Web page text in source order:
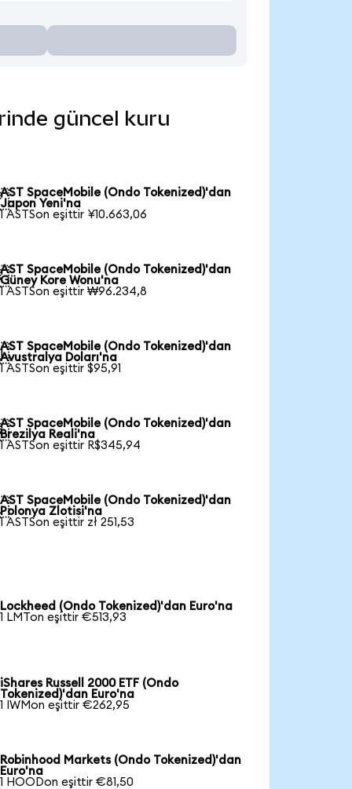
güncel kuru
AST SpaceMobile (Ondo Tokenized)'dan
Japon Yeni'na
1 ASTSon eşittir ¥10.663,06
AST SpaceMobile (Ondo Tokenized)'dan
Güney Kore Wonu'na
1 ASTSon eşittir ₩96.234,8
AST SpaceMobile (Ondo Tokenized)'dan
Avustralya Doları'na
1 ASTSon eşittir $95,91
AST SpaceMobile (Ondo Tokenized)'dan
Brezilya Reali'na
1 ASTSon eşittir R$345,94
AST SpaceMobile (Ondo Tokenized)'dan
Polonya Zlotisi'na
1 ASTSon eşittir zł 251,53
Lockheed (Ondo Tokenized)'dan Euro'na
1 LMTon eşittir €513,93
iShares Russell 2000 ETF (Ondo
Tokenized)'dan Euro'na
1 IWMon eşittir €262,95
Robinhood Markets (Ondo Tokenized)'dan
Euro'na
1 HOODon eşittir €81,50